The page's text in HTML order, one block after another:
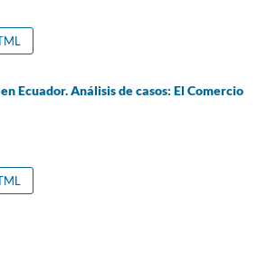
Ecuador. Análisis de casos: El Comercio